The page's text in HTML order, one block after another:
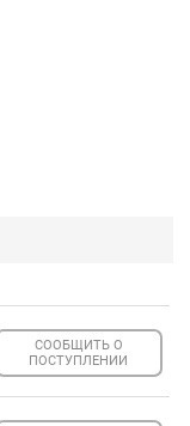
СООБЩИТЬ О
ПОСТУПЛЕНИИ